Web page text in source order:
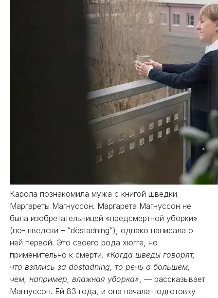
Карола познакомила мужа с книгой шведки
Маргареты Магнуссон. Маргарета Магнуссон не
была изобретательницей «предсмертной уборки»
(по-шведски – “döstadning”), однако написала о
ней первой. Это своего рода хюгге, но
применительно к смерти. «Когда шведы говорят,
что взялись за döstadning, то речь о большем,
чем, например, влажная уборка», — рассказывает
Магнуссон. Ей 83 года, и она начала подготовку